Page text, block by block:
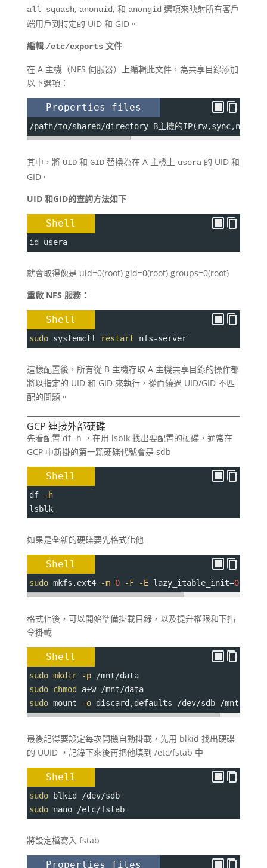
all_squash, anonuid, 和 anongid 選項來映射所有客戶
端用戶到特定的 UID 和 GID。
編輯 /etc/exports文件
在 A 主機（NFS 伺服器）上編輯此文件，為共享目錄添加
以下選項：
Properties files
/path/to/shared/directory B主機的
其中，將 UID和 GID替換為在 A 主機上 usera的 UID 和
GID。
UID 和GID的查詢方法如下
Shell
id usera
就會取得像是 uid=0(root) gid=0(root) groups=0(root)
重啟 NFS 服務：
Shell
sudo systemctl restart nfs-server
這樣配置後，所有從 B 主機存取 A 主機共享目錄的操作都
將以指定的 UID 和 GID 來執行，從而繞過 UID/GID 不匹
配的問題。
GCP 連接外部硬碟
先看配置 df -h ，在用 lsblk 找出要配置的硬碟，通常在
GCP 中新掛的第一顆硬碟代號會是 sdb
Shell
df
-h
lsblk
如果是全新的硬碟要先格式化他
Shell
sudo mkfs.ext4 -m 0 -F -E lazy_itable_init=0
格式化後，可以開始準備掛載目錄，以及提升權限和下指
令掛載
Shell
sudo mkdir -p /mnt/data
sudo chmod a+w /mnt/data
sudo mount -o discard,defaults /dev/sdb /mnt/data
最後記得要設定每次開機自動掛載，先用 blkid 找出硬碟
的 UUID ，記錄下來後再把他填到 /etc/fstab 中
Shell
sudo blkid /dev/sdb
sudo nano /etc/fstab
將設定檔寫入 fstab
Properties files